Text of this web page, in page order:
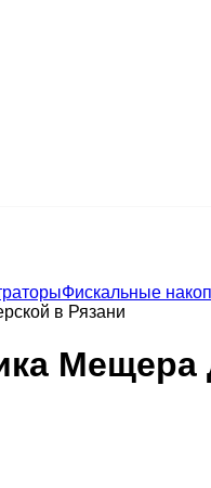
Фискальные
в Рязани